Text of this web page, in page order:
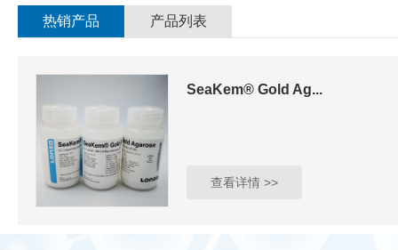
热销产品 产品列表
SeaKem® Gold Ag...
查看详情 >>